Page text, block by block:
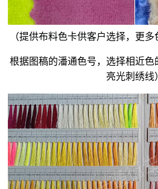
（提供布料色卡供客户选择，更多
根据图稿的潘通色号，选择相近色
亮光刺绣线